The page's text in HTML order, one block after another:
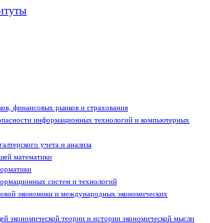
финансовых рынков и страхования
информационных технологий и компьютерных
учета и анализа
математики
систем и технологий
экономики и международных экономических
экономической теории и истории экономической мысли